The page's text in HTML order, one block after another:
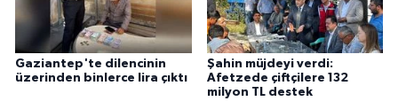
Gaziantep'te dilencinin
üzerinden binlerce lira çıktı
Şahin müjdeyi verdi:
Afetzede çiftçilere 132
milyon TL destek